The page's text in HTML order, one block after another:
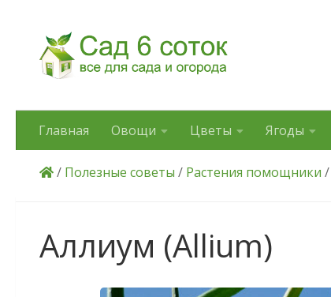
Главная Овощи Цветы Ягоды
/ Полезные советы / Растения помощники
Аллиум (Allium)